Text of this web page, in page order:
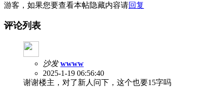
游客，如果您要查看本帖隐藏内容请回复
评论列表
沙发 wwww
2025-1-19 06:56:40
谢谢楼主，对了新人问下，这个也要15字吗